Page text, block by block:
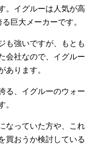
。イグルーは人気が高
る巨大メーカーです。
も強いですが、もとも
会社なので、イグルー
あります。
る、イグルーのウォー
。
なっていた方や、これ
買おうか検討している